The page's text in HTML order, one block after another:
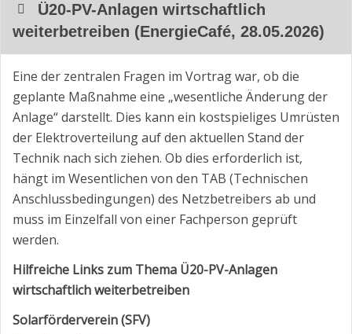
Ü20-PV-Anlagen wirtschaftlich
weiterbetreiben (EnergieCafé, 28.05.2026)
Eine der zentralen Fragen im Vortrag war, ob die
geplante Maßnahme eine „wesentliche Änderung der
Anlage“ darstellt. Dies kann ein kostspieliges Umrüsten
der Elektroverteilung auf den aktuellen Stand der
Technik nach sich ziehen. Ob dies erforderlich ist,
hängt im Wesentlichen von den TAB (Technischen
Anschlussbedingungen) des Netzbetreibers ab und
muss im Einzelfall von einer Fachperson geprüft
werden.
Hilfreiche Links zum Thema Ü20-PV-Anlagen
wirtschaftlich weiterbetreiben
Solarförderverein (SFV)